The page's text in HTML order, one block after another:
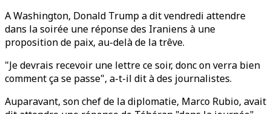
A Washington, Donald Trump a dit vendredi attendre
dans la soirée une réponse des Iraniens à une
proposition de paix, au-delà de la trêve.
"Je devrais recevoir une lettre ce soir, donc on verra bien
comment ça se passe", a-t-il dit à des journalistes.
Auparavant, son chef de la diplomatie, Marco Rubio, avait